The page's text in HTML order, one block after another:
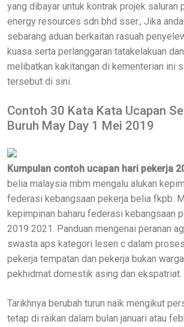
yang dibayar untuk kontrak projek saluran
energy resources sdn bhd sser., Jika
sebarang aduan berkaitan rasuah
kuasa serta perlanggaran tatakelakuan
melibatkan kakitangan di kementerian ini
tersebut di sini.
Contoh 30 Kata Kata Ucapan
Buruh May Day 1 Mei 2019
Kumpulan contoh ucapan hari pekerja
belia malaysia mbm mengalu alukan
federasi kebangsaan pekerja belia fkpb.
kepimpinan baharu federasi kebangsaan
2019 2021. Panduan mengenai peranan
swasta aps kategori lesen c dalam
pekerja tempatan dan pekerja bukan
pekhidmat domestik asing dan ekspatriat.
Tarikhnya berubah turun naik mengikut
tetap di raikan dalam bulan januari atau